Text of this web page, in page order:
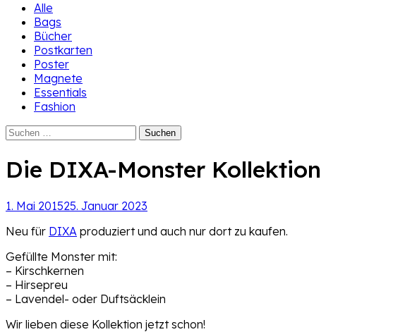
Alle
Bags
Bücher
Postkarten
Poster
Magnete
Essentials
Fashion
Suchen
Die DIXA-Monster Kollektion
1. Mai 201525. Januar 2023
Neu für DIXA produziert und auch nur dort zu kaufen.
Gefüllte Monster mit:
– Kirschkernen
– Hirsepreu
– Lavendel- oder Duftsäcklein
Wir lieben diese Kollektion jetzt schon!